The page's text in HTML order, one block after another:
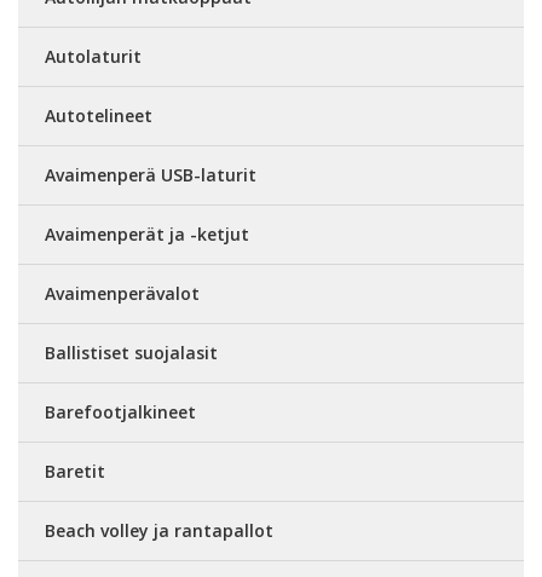
Autolaturit
Autotelineet
Avaimenperä USB-laturit
Avaimenperät ja -ketjut
Avaimenperävalot
Ballistiset suojalasit
Barefootjalkineet
Baretit
Beach volley ja rantapallot